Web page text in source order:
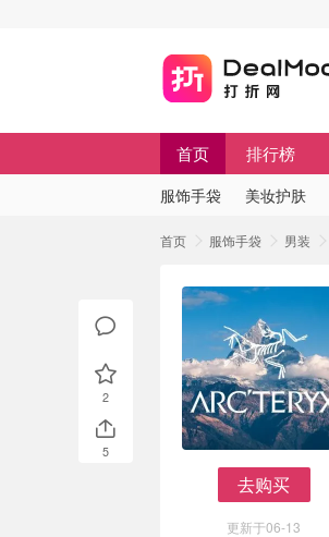
首页 排行榜
服饰手袋 美妆护肤
首页 服饰手袋 男装
去购买
更新于06-13
2
5